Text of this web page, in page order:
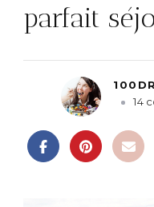
parfait
14